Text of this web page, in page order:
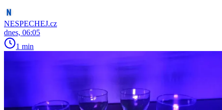
NESPECHEJ.cz
dnes, 06:05
1 min